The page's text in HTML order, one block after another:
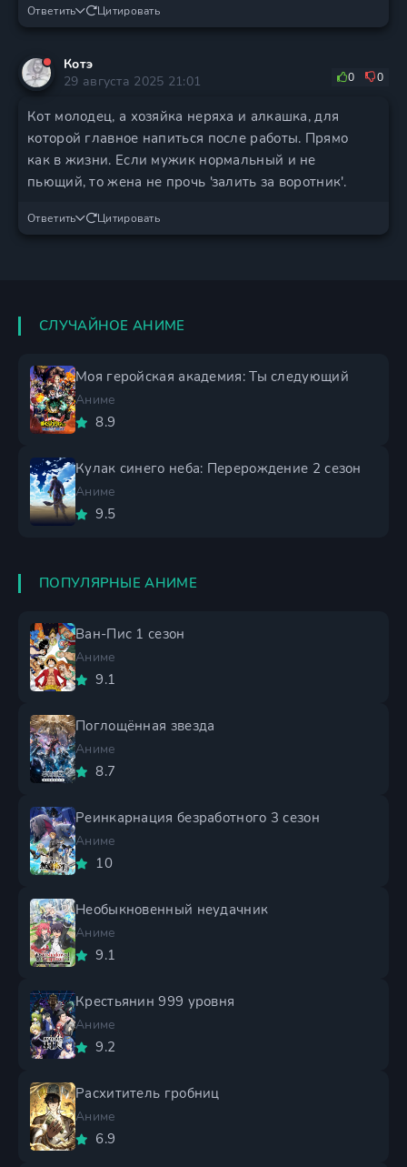
Ответить Цитировать
Котэ
29 августа 2025 21:01
0 0
Кот молодец, а хозяйка неряха и алкашка, для
которой главное напиться после работы. Прямо
как в жизни. Если мужик нормальный и не
пьющий, то жена не прочь 'залить за воротник'.
Ответить Цитировать
СЛУЧАЙНОЕ АНИМЕ
Моя геройская академия: Ты следующий
Аниме
8.9
Кулак синего неба: Перерождение 2 сезон
Аниме
9.5
ПОПУЛЯРНЫЕ АНИМЕ
Ван-Пис 1 сезон
Аниме
9.1
Поглощённая звезда
Аниме
8.7
Реинкарнация безработного 3 сезон
Аниме
10
Необыкновенный неудачник
Аниме
9.1
Крестьянин 999 уровня
Аниме
9.2
Расхититель гробниц
Аниме
6.9